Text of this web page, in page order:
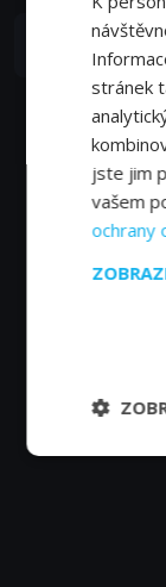
Ivana
stránek
jste jim
vašem
ochrany